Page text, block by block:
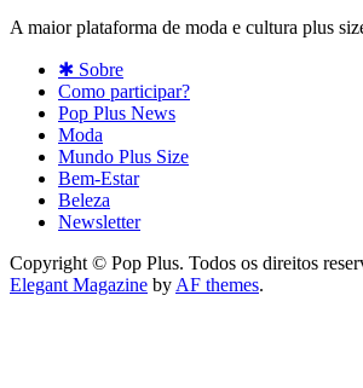
A maior plataforma de moda e cultura plus
✱ Sobre
Como participar?
Pop Plus News
Moda
Mundo Plus Size
Bem-Estar
Beleza
Newsletter
Copyright © Pop Plus. Todos os direitos
Elegant Magazine by AF themes.